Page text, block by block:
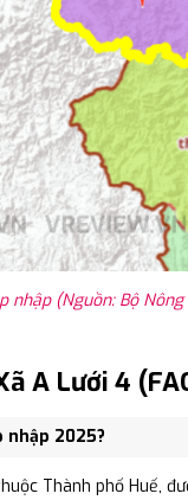
nhập (Nguồn: Bộ
A Lưới 4
nhập 2025?
Thành phố Huế,